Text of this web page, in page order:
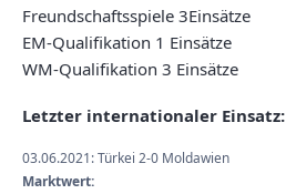
Freundschaftsspiele 3Einsätze
EM-Qualifikation 1 Einsätze
WM-Qualifikation 3 Einsätze
Letzter internationaler Einsatz:
03.06.2021: Türkei 2-0 Moldawien
Marktwert: